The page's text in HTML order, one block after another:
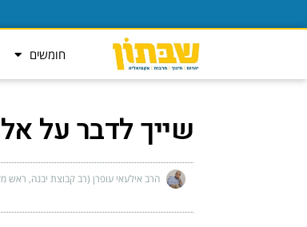
חומשים
שייך לדבר על
הרב אילעאי עופרן (רב קבוצת יבנה,